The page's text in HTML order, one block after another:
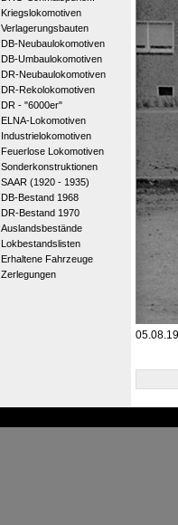
Kriegslokomotiven
Verlagerungsbauten
DB-Neubaulokomotiven
DB-Umbaulokomotiven
DR-Neubaulokomotiven
DR-Rekolokomotiven
DR - "6000er"
ELNA-Lokomotiven
Industrielokomotiven
Feuerlose Lokomotiven
Sonderkonstruktionen
SAAR (1920 - 1935)
DB-Bestand 1968
DR-Bestand 1970
Auslandsbestände
Lokbestandslisten
Erhaltene Fahrzeuge
Zerlegungen